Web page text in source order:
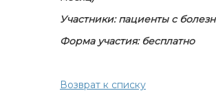
Участники: пациенты с
Форма участия: бесплатно
Возврат к списку